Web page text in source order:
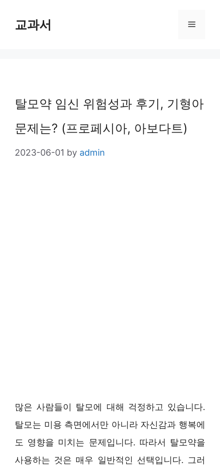
교과서 Menu
탈모약 임신 위험성과 후기, 기형아
문제는? (프로페시아, 아보다트)
2023-06-01 by admin
많은 사람들이 탈모에 대해 걱정하고 있습니다.
탈모는 미용 측면에서만 아니라 자신감과 행복에
도 영향을 미치는 문제입니다. 따라서 탈모약을
사용하는 것은 매우 일반적인 선택입니다. 그러